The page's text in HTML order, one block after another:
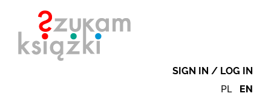
SIGN IN / LOG IN
PL EN